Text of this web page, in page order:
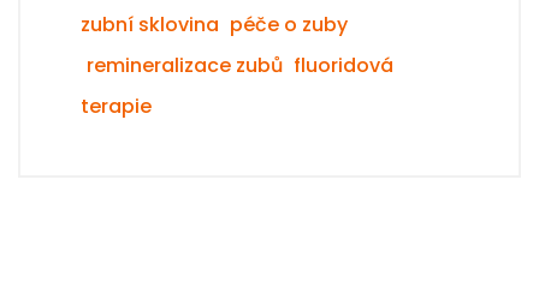
zubní sklovina péče o zuby
remineralizace zubů fluoridová
terapie